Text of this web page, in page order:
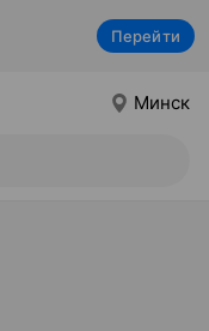
Перейти
Минск